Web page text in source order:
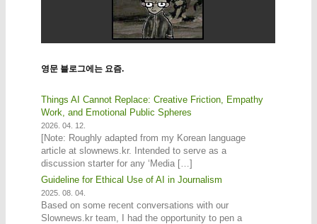
영문 블로그에는 요즘.
Things AI Cannot Replace: Creative Friction, Empathy
Work, and Emotional Public Spheres
2026. 04. 12.
[Note: Roughly adapted from my Korean language
article at slownews.kr. Intended to serve as a
discussion starter for any ‘Media […]
Guideline for Ethical Use of AI in Journalism
2025. 08. 04.
Based on some recent conversations with our
Slownews.kr team, I had the opportunity to pen a